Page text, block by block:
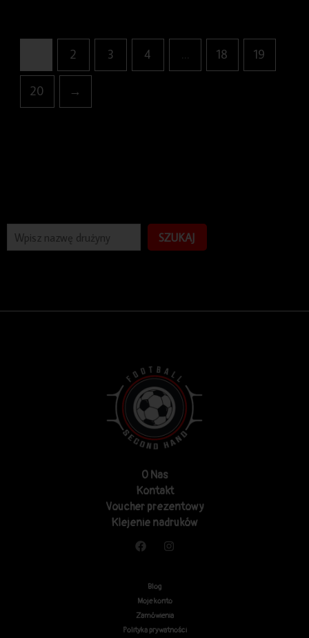
SZUKAJ
2 3 4 18 19
20 →
O Nas
Kontakt
Voucher prezentowy
Klejenie nadruków
Blog
Moje konto
Zamówienia
Polityka prywatności